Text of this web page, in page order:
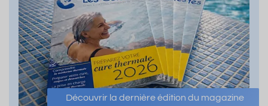
Découvrir la dernière édition du magazine